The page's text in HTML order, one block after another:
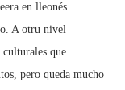
en lleonés
A otru nivel
culturales que
pero queda mucho